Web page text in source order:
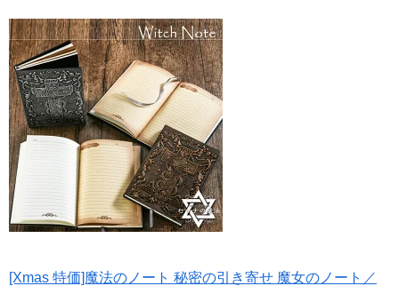
[Xmas 特価]魔法のノート 秘密の引き寄せ 魔女のノート／